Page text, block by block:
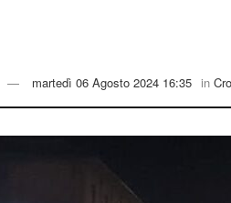
martedì 06 Agosto 2024 16:35 in